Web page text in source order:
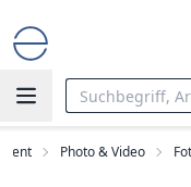
Photo & Video